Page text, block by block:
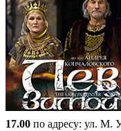
17.00 по адресу: ул. М.